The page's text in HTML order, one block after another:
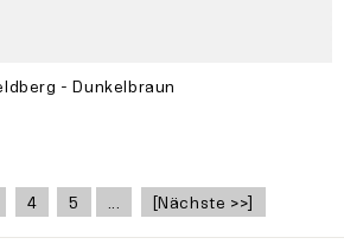
- Dunkelbraun
4 5 [Nächste >>]